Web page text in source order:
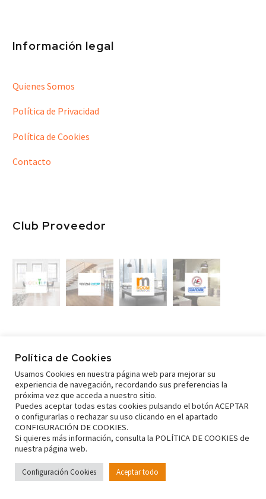
Información legal
Quienes Somos
Política de Privacidad
Política de Cookies
Contacto
Club Proveedor
© Copyright 2022 ViuTur | Viviendas de Uso turístico | Valencia
Política de Cookies
Usamos Cookies en nuestra página web para mejorar su
experiencia de navegación, recordando sus preferencias la
próxima vez que acceda a nuestro sitio.
Puedes aceptar todas estas cookies pulsando el botón ACEPTAR
o configurarlas o rechazar su uso clicando en el apartado
CONFIGURACIÓN DE COOKIES.
Si quieres más información, consulta la POLÍTICA DE COOKIES de
nuestra página web.
Configuración Cookies Aceptar todo